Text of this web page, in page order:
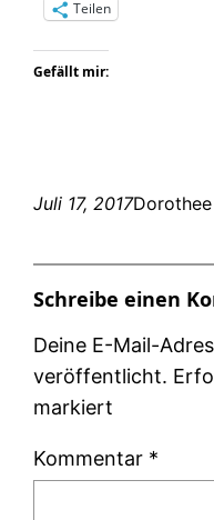
Teilen
Gefällt mir:
Juli 17, 2017Dorothee
Schreibe einen
Deine E-Mail-
veröffentlicht.
markiert
Kommentar *